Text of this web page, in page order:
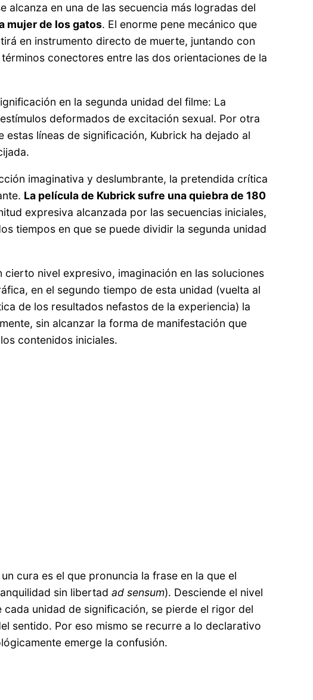
en una de las secuencia más logradas del
mujer de los gatos. El enorme pene mecánico que
en instrumento directo de muerte, juntando con
conectores entre las dos orientaciones de la
en la segunda unidad del filme: La
deformados de excitación sexual. Por otra
líneas de significación, Kubrick ha dejado al
imaginativa y deslumbrante, la pretendida crítica
La película de Kubrick sufre una quiebra de 180
expresiva alcanzada por las secuencias iniciales,
tiempos en que se puede dividir la segunda unidad
nivel expresivo, imaginación en las soluciones
en el segundo tiempo de esta unidad (vuelta al
de los resultados nefastos de la experiencia) la
sin alcanzar la forma de manifestación que
contenidos iniciales.
cura es el que pronuncia la frase en la que el
sin libertadad sensum). Desciende el nivel
unidad de significación, se pierde el rigor del
sentido. Por eso mismo se recurre a lo declarativo
emerge la confusión.